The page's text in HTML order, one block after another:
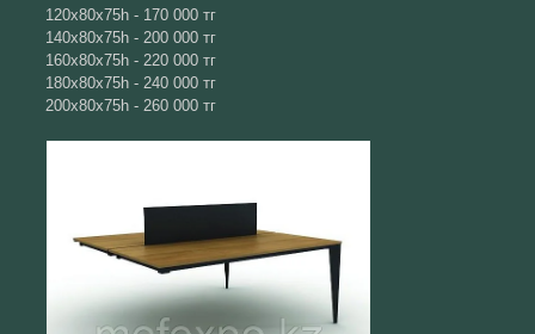
120x80x75h - 170 000 тг
140x80x75h - 200 000 тг
160x80x75h - 220 000 тг
180x80x75h - 240 000 тг
200x80x75h - 260 000 тг